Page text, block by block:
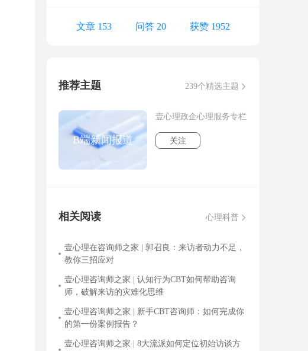
文章 153 问答 20 获赞 1952
推荐主题 239个精选主题
B端新闻报道
壹心理政企心理服务专栏
关注
相关阅读 心理科普
壹心理在咨询师之家 | 郭召良：来访者动力不足，
教你三招应对
壹心理咨询师之家 | 认知行为CBT如何帮助咨询
师，破解来访的灾难化思维
壹心理咨询师之家 | 新手CBT咨询师：如何完成你
的第一份案例报告？
壹心理咨询师之家 | 8大流派如何定位初始访谈方